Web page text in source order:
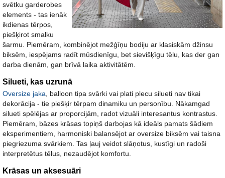
svētku garderobes
elements - tas ienāk
ikdienas tērpos,
piešķirot smalku
šarmu. Piemēram, kombinējot mežģīņu bodiju ar klasiskām džinsu
biksēm, iespējams radīt mūsdienīgu, bet sievišķīgu tēlu, kas der gan
darba dienām, gan brīvā laika aktivitātēm.
Silueti, kas uzrunā
Oversize jaka , balloon tipa svārki vai plati plecu silueti nav tikai
dekorācija - tie piešķir tērpam dinamiku un personību. Nākamgad
silueti spēlējas ar proporcijām, radot vizuāli interesantus kontrastus.
Piemēram, bāzes krāsas topiņš darbojas kā ideāls pamats šādiem
eksperimentiem, harmoniski balansējot ar oversize biksēm vai taisna
piegriezuma svārkiem. Tas ļauj veidot slāņotus, kustīgi un radoši
interpretētus tēlus, nezaudējot komfortu.
Krāsas un aksesuāri